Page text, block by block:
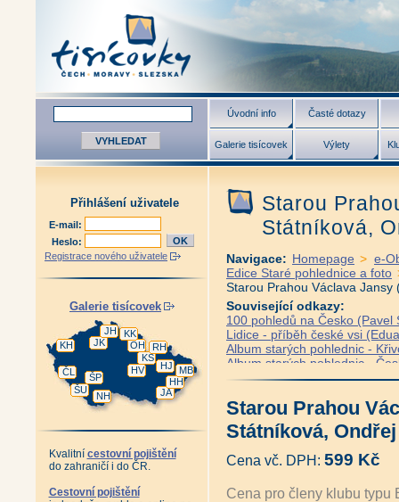
Úvodní info Časté dotazy
Galerie tisícovek Výlety
Přihlášení uživatele
E-mail:
Heslo:
Registrace nového uživatele
Galerie tisícovek
JA
HH
MB
HJ
HV
NH
KS
RH
ŠP
ŠU
OH
JK
KK
ČL
JH
KH
Kvalitní cestovní pojištění
do zahraničí i do ČR.
Cestovní pojištění
Starou
Státníková,
Navigace: Homepage > e-
Edice Staré pohlednice a foto
Starou Prahou Václava
Související odkazy:
100 pohledů na Česko (Pavel
Lidice - příběh české vsi
Album starých pohlednic -
Album starých pohlednic -
Album starých pohlednic -
Album starých pohlednic
Album starých pohlednic
Album starých pohlednic
Antikvariát - Album starých
Starou Prahou
Státníková,
Cena vč. DPH: 599 Kč
Cena pro členy klubu typu